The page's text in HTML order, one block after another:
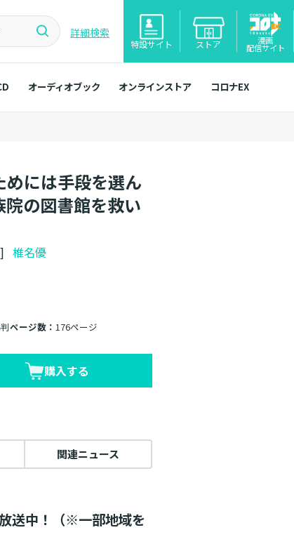
詳細検索
特設サイト ストア 漫画
配信サイト
オーディオブック オンラインストア コロナEX
には手段を選ん
の図書館を救い
]椎名優
ページ数：176ページ
購入する
関連ニュース
送中！（※一部地域を